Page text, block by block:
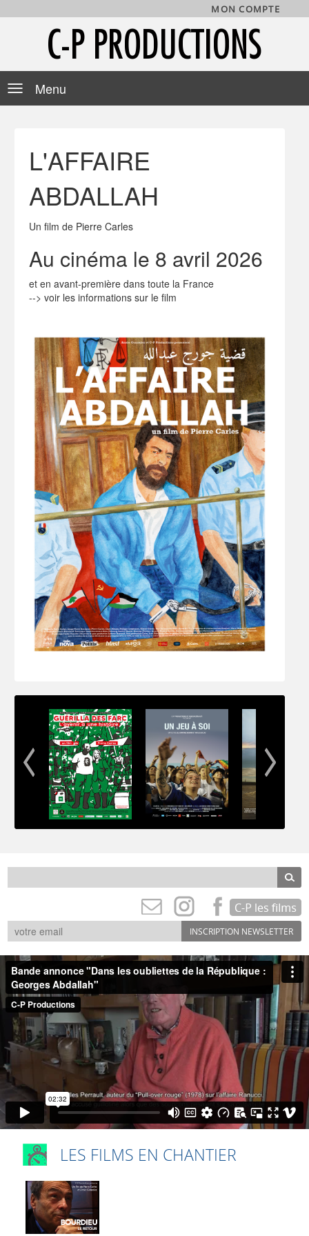
MON COMPTE
C-P PRODUCTIONS
Toggle
navigation
L'AFFAIRE
ABDALLAH
Un film de Pierre Carles
Au cinéma le 8 avril 2026
et en avant-première dans toute la France
--> voir les informations sur le film
LES FILMS EN CHANTIER